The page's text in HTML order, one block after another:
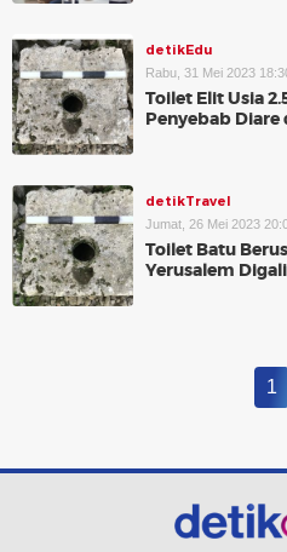
detikEdu
Rabu, 31 Mei 2023
Toilet Elit Usia
Penyebab Diare
detikTravel
Jumat, 26 Mei 2023
Toilet Batu
Yerusalem
1